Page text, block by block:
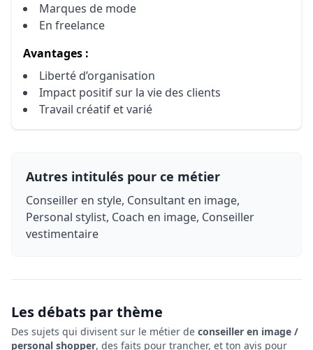
Marques de mode
En freelance
Avantages :
Liberté d’organisation
Impact positif sur la vie des clients
Travail créatif et varié
Autres intitulés pour ce métier
Conseiller en style, Consultant en image,
Personal stylist, Coach en image, Conseiller
vestimentaire
Les débats par thème
Des sujets qui divisent sur le métier de conseiller en image /
personal shopper, des faits pour trancher, et ton avis pour